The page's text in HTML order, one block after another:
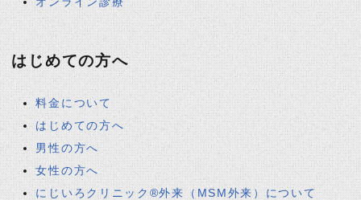
はじめての方へ
料金について
はじめての方へ
男性の方へ
女性の方へ
にじいろクリニック®外来（MSM外来）について